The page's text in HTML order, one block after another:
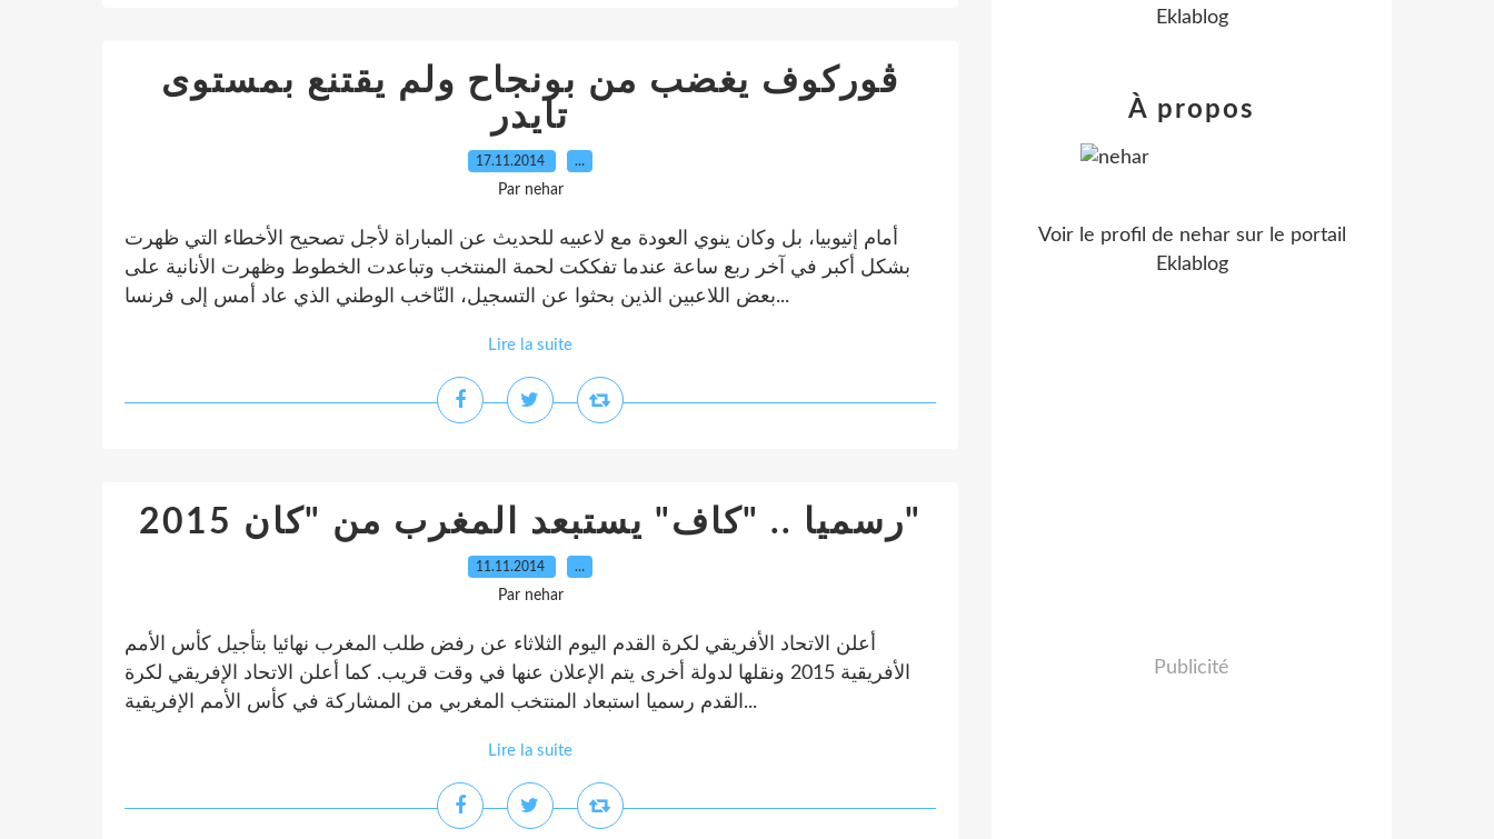
ڤوركوف يغضب من بونجاح ولم يقتنع بمستوى
تايدر
17.11.2014 …
Par nehar
أمام إثيوبيا، بل وكان ينوي العودة مع لاعبيه للحديث عن المباراة لأجل تصحيح الأخطاء التي ظهرت
بشكل أكبر في آخر ربع ساعة عندما تفككت لحمة المنتخب وتباعدت الخطوط وظهرت الأنانية على
بعض اللاعبين الذين بحثوا عن التسجيل، النّاخب الوطني الذي عاد أمس إلى فرنسا...
Lire la suite
رسميا .. "كاف" يستبعد المغرب من "كان 2015"
11.11.2014 …
Par nehar
أعلن الاتحاد الأفريقي لكرة القدم اليوم الثلاثاء عن رفض طلب المغرب نهائيا بتأجيل كأس الأمم
الأفريقية 2015 ونقلها لدولة أخرى يتم الإعلان عنها في وقت قريب. كما أعلن الاتحاد الإفريقي لكرة
القدم رسميا استبعاد المنتخب المغربي من المشاركة في كأس الأمم الإفريقية...
Lire la suite
Eklablog
À propos
Voir le profil de neharsur le portail
Eklablog
Publicité